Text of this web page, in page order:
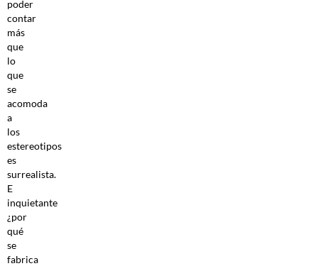
poder
contar
más
que
lo
que
se
acomoda
a
los
estereotipos
es
surrealista.
E
inquietante
¿por
qué
se
fabrica